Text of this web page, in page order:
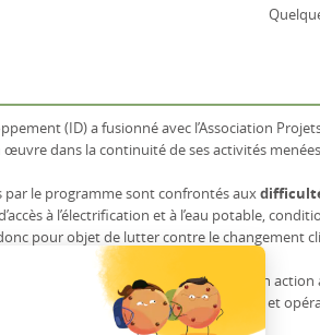
(ID) a fusionné avec l’Association
œuvre dans la continuité de ses activités
par le programme sont confrontés aux
à l’électrification et à l’eau potable,
pour objet de lutter contre le changement
locaux, ID souhaite orienter son
nationaux issus de la société civile et